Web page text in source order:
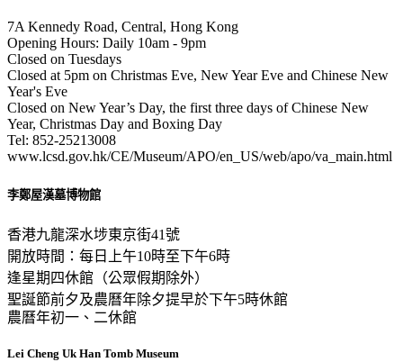
7A Kennedy Road, Central, Hong Kong
Opening Hours: Daily 10am - 9pm
Closed on Tuesdays
Closed at 5pm on Christmas Eve, New Year Eve and Chinese New
Year's Eve
Closed on New Year’s Day, the first three days of Chinese New
Year, Christmas Day and Boxing Day
Tel: 852-25213008
www.lcsd.gov.hk/CE/Museum/APO/en_US/web/apo/va_main.html
李鄭屋漢墓博物館
香港九龍深水埗東京街41號
開放時間：每日上午10時至下午6時
逢星期四休館（公眾假期除外）
聖誕節前夕及農曆年除夕提早於下午5時休館
農曆年初一、二休館
Lei Cheng Uk Han Tomb Museum